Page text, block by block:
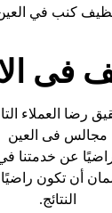
كنب في
فى
رضا العملاء
مجالس فى العين
راضيًا عن خدمتنا
أن تكون
النتائج.